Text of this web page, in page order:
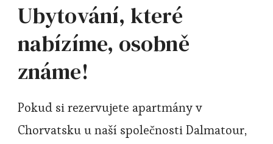
Ubytování, které
nabízíme, osobně
známe!
Pokud si rezervujete apartmány v
Chorvatskuu naší společnosti Dalmatour,